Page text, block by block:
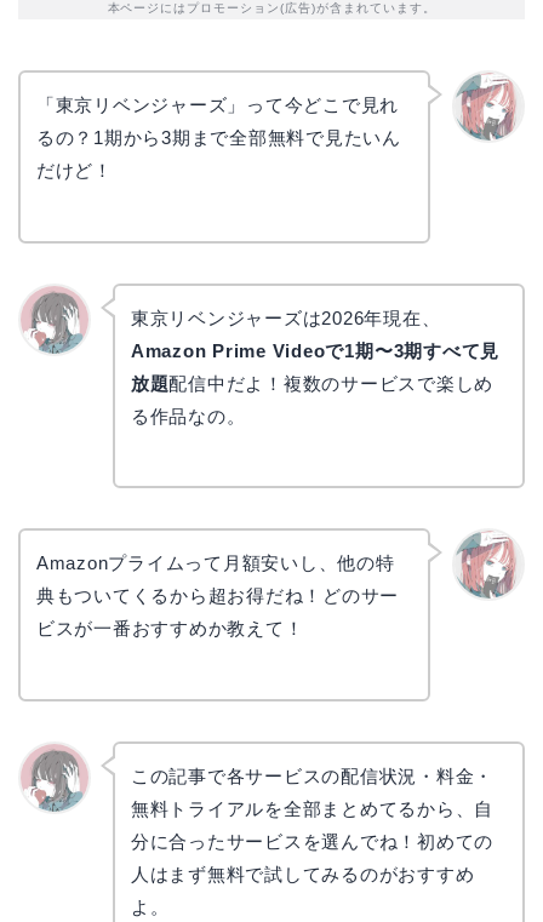
本ページにはプロモーション(広告)が含まれています。
「東京リベンジャーズ」って今どこで見れ
るの？1期から3期まで全部無料で見たいん
だけど！
東京リベンジャーズは2026年現在、
Amazon Prime Videoで1期〜3期すべて見
放題配信中だよ！複数のサービスで楽しめ
る作品なの。
Amazonプライムって月額安いし、他の特
典もついてくるから超お得だね！どのサー
ビスが一番おすすめか教えて！
この記事で各サービスの配信状況・料金・
無料トライアルを全部まとめてるから、自
分に合ったサービスを選んでね！初めての
人はまず無料で試してみるのがおすすめ
よ。